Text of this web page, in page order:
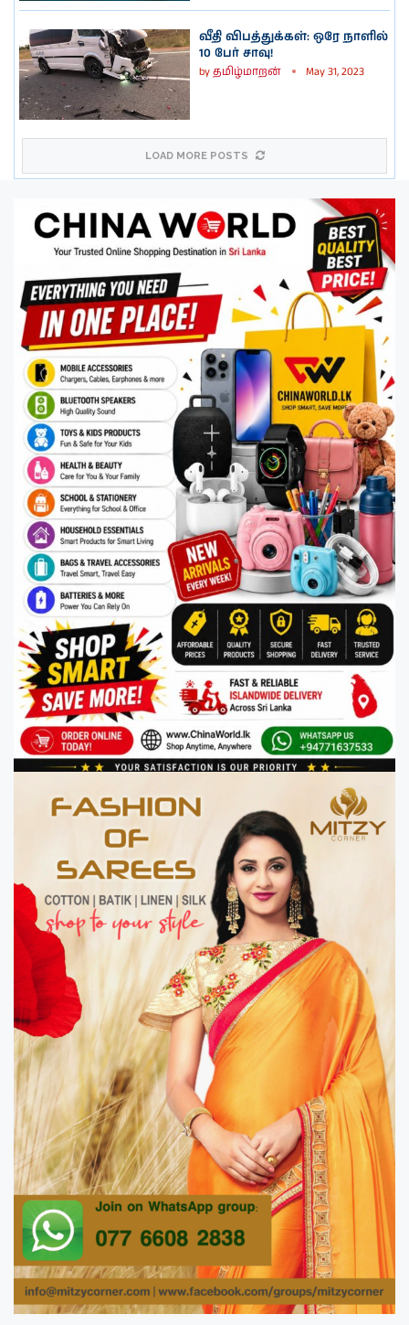
வீதி விபத்துக்கள்: ஒரே நாளில்
10 பேர் சாவு!
byதமிழ்மாறன் May 31, 2023
LOAD MORE POSTS